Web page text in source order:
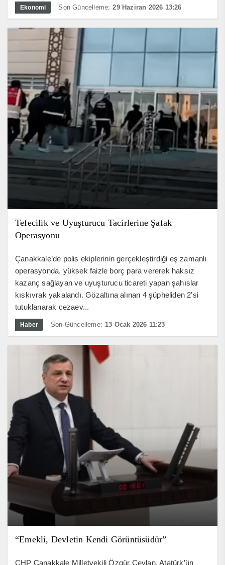
Ekonomi Son Güncelleme: 29 Haziran 2026 13:26
Tefecilik ve Uyuşturucu Tacirlerine Şafak
Operasyonu
Çanakkale’de polis ekiplerinin gerçekleştirdiği eş zamanlı
operasyonda, yüksek faizle borç para vererek haksız
kazanç sağlayan ve uyuşturucu ticareti yapan şahıslar
kıskıvrak yakalandı. Gözaltına alınan 4 şüpheliden 2’si
tutuklanarak cezaev...
Haber Son Güncelleme: 13 Ocak 2026 11:23
“Emekli, Devletin Kendi Görüntüsüdür”
CHP Çanakkale Milletvekili Özgür Ceylan, Atatürk’ün